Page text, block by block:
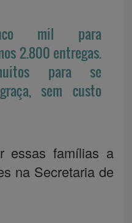
mil para
2.800 entregas.
para se
sem custo
essas famílias a
na Secretaria de